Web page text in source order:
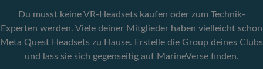
Du musst keine VR-Headsets kaufen oder zum Technik-
Experten werden. Viele deiner Mitglieder haben vielleicht schon
Meta Quest Headsets zu Hause. Erstelle die Group deines Clubs
und lass sie sich gegenseitig auf MarineVerse finden.